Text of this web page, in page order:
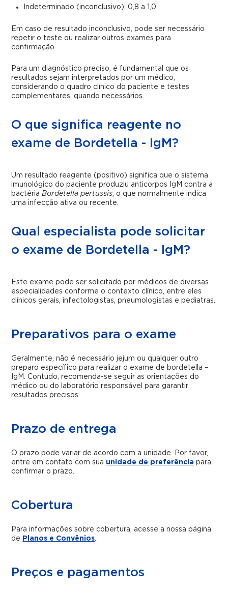
Indeterminado (inconclusivo): 0,8 a 1,0.
Em caso de resultado inconclusivo, pode ser necessário
repetir o teste ou realizar outros exames para
confirmação.
Para um diagnóstico preciso, é fundamental que os
resultados sejam interpretados por um médico,
considerando o quadro clínico do paciente e testes
complementares, quando necessários.
O que significa reagente no
exame de Bordetella - IgM?
Um resultado reagente (positivo) significa que o sistema
imunológico do paciente produziu anticorpos IgM contra a
bactériaBordetella pertussis, o que normalmente indica
uma infecção ativa ou recente.
Qual especialista pode solicitar
o exame de Bordetella - IgM?
Este exame pode ser solicitado por médicos de diversas
especialidades conforme o contexto clínico, entre eles
clínicos gerais, infectologistas, pneumologistas e pediatras.
Preparativos para o exame
Geralmente, não é necessário jejum ou qualquer outro
preparo específico para realizar o exame de bordetella –
IgM. Contudo, recomenda-se seguir as orientações do
médico ou do laboratório responsável para garantir
resultados precisos.
Prazo de entrega
O prazo pode variar de acordo com a unidade. Por favor,
entre em contato com sua unidade de preferência para
confirmar o prazo.
Cobertura
Para informações sobre cobertura, acesse a nossa página
de Planos e Convênios.
Preços e pagamentos